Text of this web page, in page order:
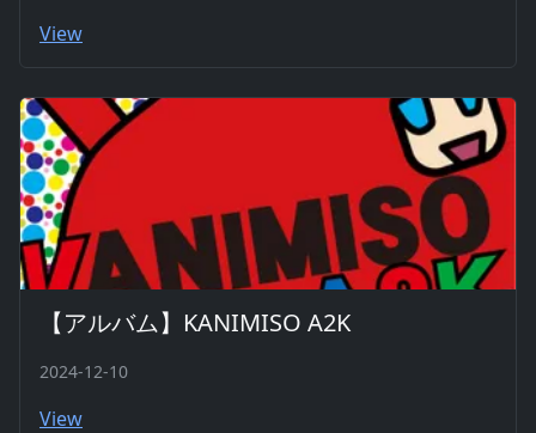
View
【アルバム】KANIMISO A2K
2024-12-10
View